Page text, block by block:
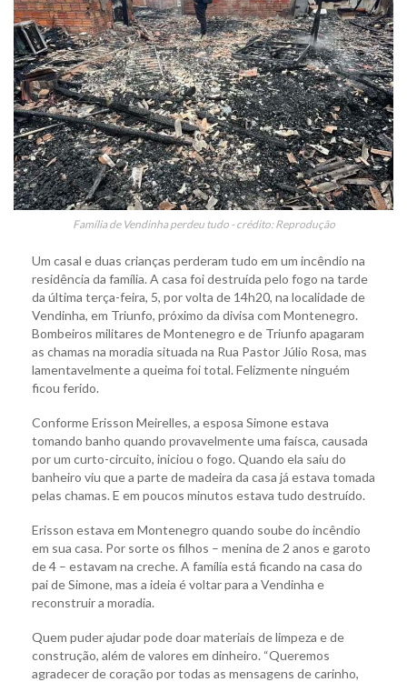
Família de Vendinha perdeu tudo - crédito: Reprodução
Um casal e duas crianças perderam tudo em um incêndio na
residência da família. A casa foi destruída pelo fogo na tarde
da última terça-feira, 5, por volta de 14h20, na localidade de
Vendinha, em Triunfo, próximo da divisa com Montenegro.
Bombeiros militares de Montenegro e de Triunfo apagaram
as chamas na moradia situada na Rua Pastor Júlio Rosa, mas
lamentavelmente a queima foi total. Felizmente ninguém
ficou ferido.
Conforme Erisson Meirelles, a esposa Simone estava
tomando banho quando provavelmente uma faísca, causada
por um curto-circuito, iniciou o fogo. Quando ela saiu do
banheiro viu que a parte de madeira da casa já estava tomada
pelas chamas. E em poucos minutos estava tudo destruído.
Erisson estava em Montenegro quando soube do incêndio
em sua casa. Por sorte os filhos – menina de 2 anos e garoto
de 4 – estavam na creche. A família está ficando na casa do
pai de Simone, mas a ideia é voltar para a Vendinha e
reconstruir a moradia.
Quem puder ajudar pode doar materiais de limpeza e de
construção, além de valores em dinheiro. “Queremos
agradecer de coração por todas as mensagens de carinho,